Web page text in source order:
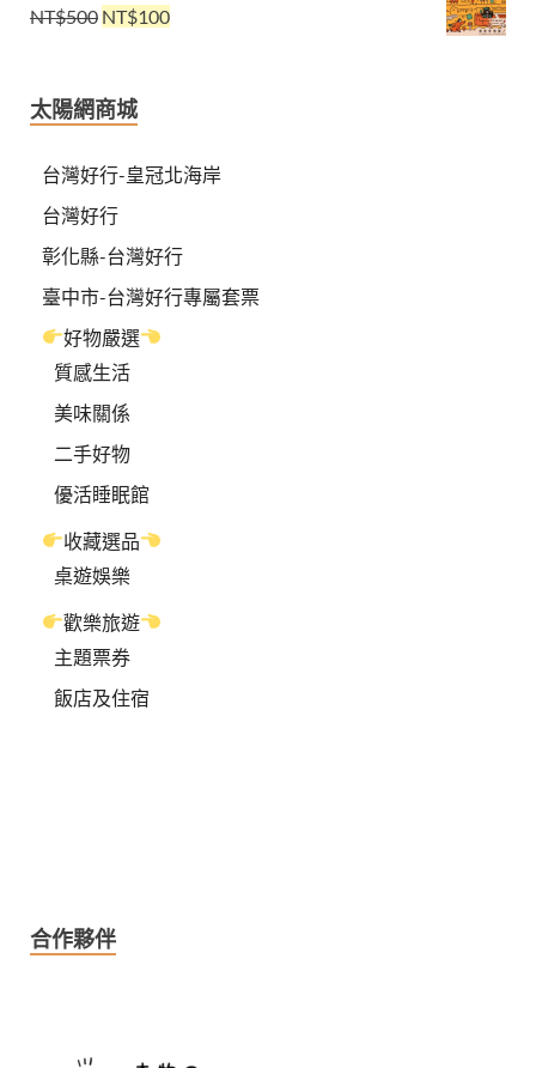
NT$500 NT$100
太陽網商城
台灣好行-皇冠北海岸
台灣好行
彰化縣-台灣好行
臺中市-台灣好行專屬套票
好物嚴選
質感生活
美味關係
二手好物
優活睡眠館
收藏選品
桌遊娛樂
歡樂旅遊
主題票券
飯店及住宿
合作夥伴